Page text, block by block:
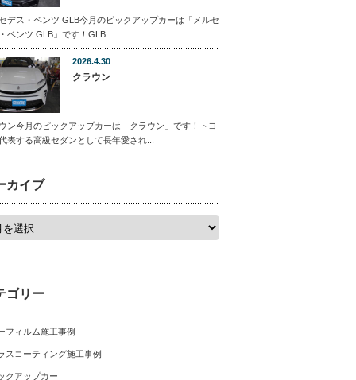
デス・ベンツ GLB今月のピックアップカーは「メルセ
ベンツ GLB」です！GLB...
2026.4.30
クラウン
ン今月のピックアップカーは「クラウン」です！トヨ
表する高級セダンとして長年愛され...
カイブ
ゴリー
フィルム施工事例
スコーティング施工事例
クアップカー